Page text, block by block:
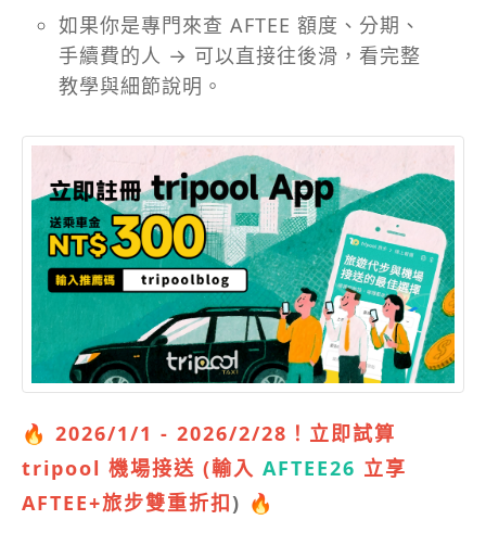
如果你是專門來查 AFTEE 額度、分期、
手續費的人 → 可以直接往後滑，看完整
教學與細節說明。
🔥 2026/1/1 - 2026/2/28！立即試算
tripool 機場接送 (輸入 AFTEE26 立享
AFTEE+旅步雙重折扣) 🔥